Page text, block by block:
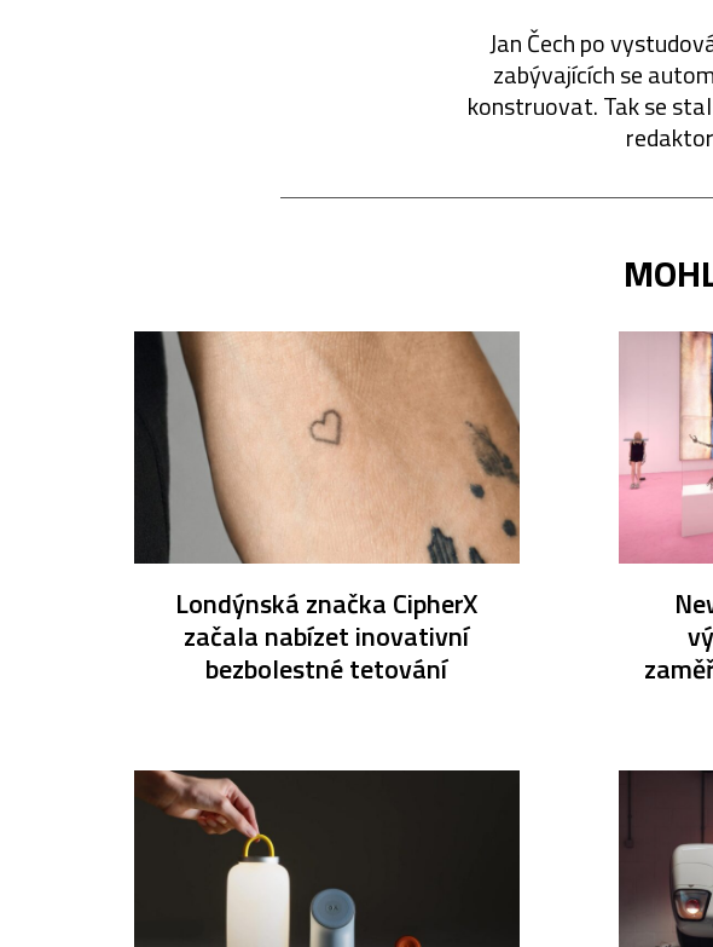
Jan Čech po
zabývajících se
konstruovat. Tak se
Londýnská značka CipherX
začala nabízet inovativní
bezbolestné tetování